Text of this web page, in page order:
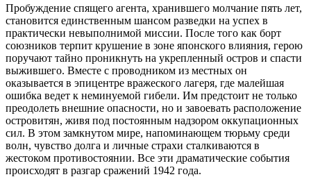
Пробуждение спящего агента, хранившего молчание пять лет,
становится единственным шансом разведки на успех в
практически невыполнимой миссии. После того как борт
союзников терпит крушение в зоне японского влияния, герою
поручают тайно проникнуть на укрепленный остров и спасти
выжившего. Вместе с проводником из местных он
оказывается в эпицентре вражеского лагеря, где малейшая
ошибка ведет к неминуемой гибели. Им предстоит не только
преодолеть внешние опасности, но и завоевать расположение
островитян, живя под постоянным надзором оккупационных
сил. В этом замкнутом мире, напоминающем тюрьму среди
волн, чувство долга и личные страхи сталкиваются в
жестоком противостоянии. Все эти драматические события
происходят в разгар сражений 1942 года.